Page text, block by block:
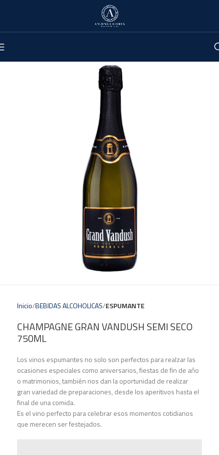
Inicio BEBIDAS ALCOHOLICAS ESPUMANTE
CHAMPAGNE GRAN VANDUSH SEMI SECO
750ML
Los vinos espumantes no solo son perfectos para realzar las
ocasiones especiales como aniversarios, fiestas de fin de año
o matrimonios, también nos dan la oportunidad de realizar
gran variedad de preparaciones, desde los aperitivos hasta el
final de una comida.
Es el vino perfecto para celebrar esos momentos cotidianos
que merecen ser festejados.